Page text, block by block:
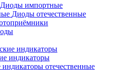
Диоды импортные
Диоды отечественные
индикаторы